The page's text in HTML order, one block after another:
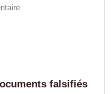
falsifiés